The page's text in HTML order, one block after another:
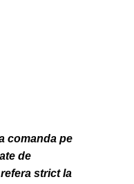
comanda pe
de
strict la